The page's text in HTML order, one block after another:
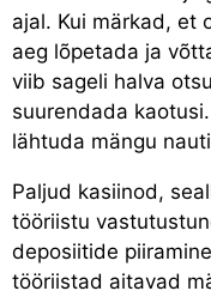
ajal. Kui märkad, et
aeg lõpetada ja
viib sageli halva
suurendada
lähtuda mängu
Paljud kasiinod,
tööriistu
deposiitide
tööriistad aitavad